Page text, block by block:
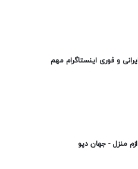
و فوری اینستاگرام مهم
منزل - جهان دپو